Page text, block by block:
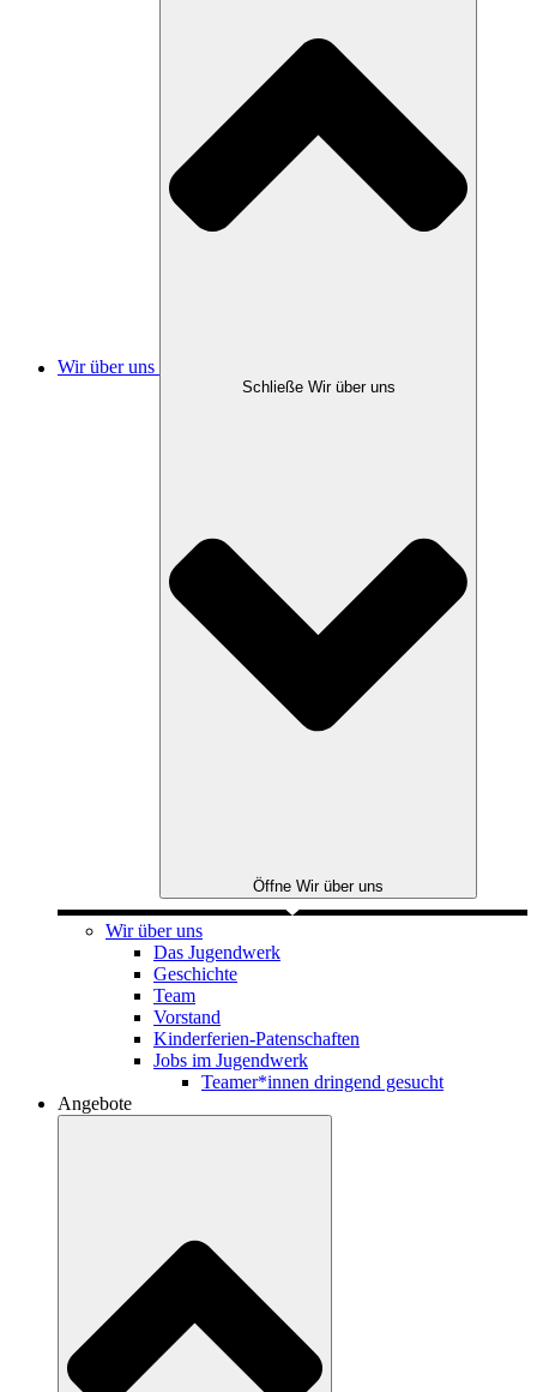
Wir über uns
Schließe Wir über uns
Öffne Wir über uns
Wir über uns
Das Jugendwerk
Geschichte
Team
Vorstand
Kinderferien-Patenschaften
Jobs im Jugendwerk
Teamer*innen dringend gesucht
Angebote